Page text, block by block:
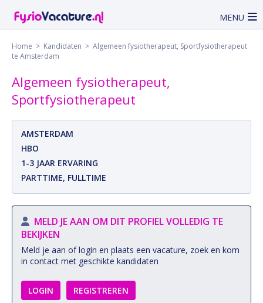
MENU
Home > Kandidaten > Algemeen fysiotherapeut, Sportfysiotherapeut
te Amsterdam
Algemeen fysiotherapeut,
Sportfysiotherapeut
AMSTERDAM
HBO
1-3 JAAR ERVARING
PARTTIME, FULLTIME
MELD JE AAN OM DIT PROFIEL VOLLEDIG TE
BEKIJKEN
Meld je aan of login en plaats een vacature, zoek en kom
in contact met geschikte kandidaten
LOGIN REGISTREREN